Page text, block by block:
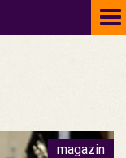
magazin